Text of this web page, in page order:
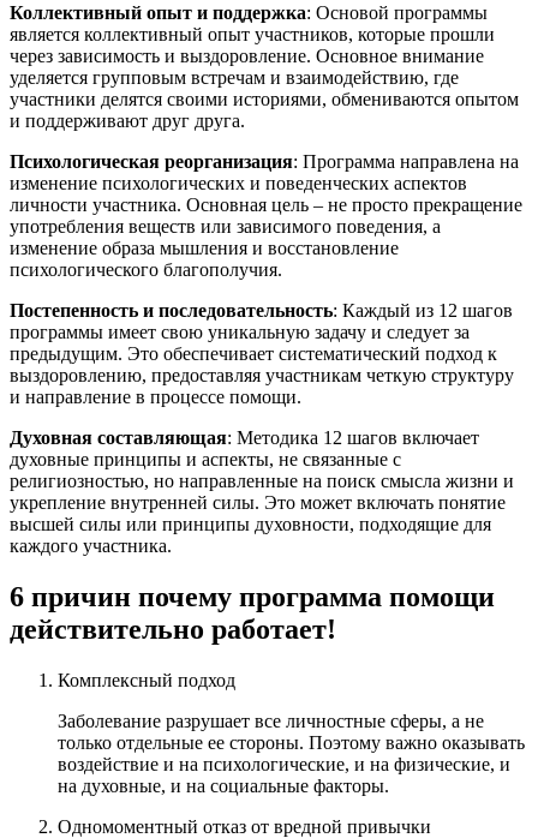
Коллективный опыт и поддержка: Основой программы
является коллективный опыт участников, которые прошли
через зависимость и выздоровление. Основное внимание
уделяется групповым встречам и взаимодействию, где
участники делятся своими историями, обмениваются опытом
и поддерживают друг друга.
Психологическая реорганизация: Программа направлена на
изменение психологических и поведенческих аспектов
личности участника. Основная цель – не просто прекращение
употребления веществ или зависимого поведения, а
изменение образа мышления и восстановление
психологического благополучия.
Постепенность и последовательность: Каждый из 12 шагов
программы имеет свою уникальную задачу и следует за
предыдущим. Это обеспечивает систематический подход к
выздоровлению, предоставляя участникам четкую структуру
и направление в процессе помощи.
Духовная составляющая: Методика 12 шагов включает
духовные принципы и аспекты, не связанные с
религиозностью, но направленные на поиск смысла жизни и
укрепление внутренней силы. Это может включать понятие
высшей силы или принципы духовности, подходящие для
каждого участника.
6 причин почему программа помощи
действительно работает!
Комплексный подход
Заболевание разрушает все личностные сферы, а не
только отдельные ее стороны. Поэтому важно оказывать
воздействие и на психологические, и на физические, и
на духовные, и на социальные факторы.
Одномоментный отказ от вредной привычки